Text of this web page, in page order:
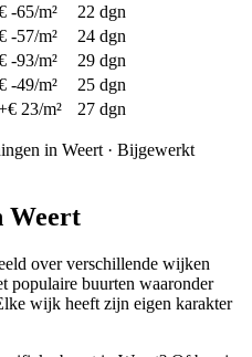
-65/m²
22 dgn
-57/m²
24 dgn
-93/m²
29 dgn
-49/m²
25 dgn
23/m² 27 dgn
in Weert · Bijgewerkt
Weert
over verschillende wijken
populaire buurten waaronder
wijk heeft zijn eigen karakter